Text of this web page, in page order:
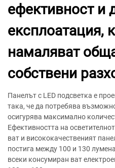
ефективност и
експлоатация,
намаляват
собствени
Панелът с LED подсветка е
така, че да потребява
осигурява максимално
Ефективността на
ват и висококачественият
постига между 100 и 130
всеки консумиран ват